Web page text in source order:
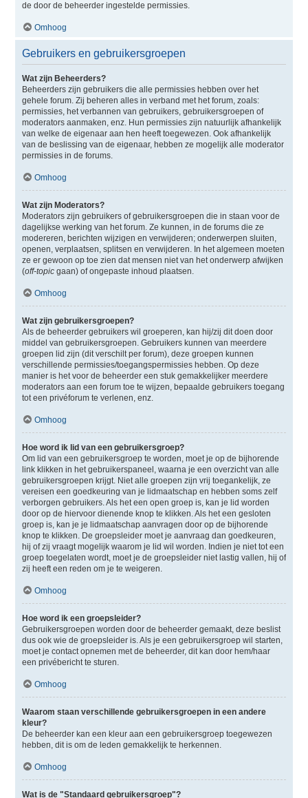
de door de beheerder ingestelde permissies.
Omhoog
Gebruikers en gebruikersgroepen
Wat zijn Beheerders?
Beheerders zijn gebruikers die alle permissies hebben over het
gehele forum. Zij beheren alles in verband met het forum, zoals:
permissies, het verbannen van gebruikers, gebruikersgroepen of
moderators aanmaken, enz. Hun permissies zijn natuurlijk afhankelijk
van welke de eigenaar aan hen heeft toegewezen. Ook afhankelijk
van de beslissing van de eigenaar, hebben ze mogelijk alle moderator
permissies in de forums.
Omhoog
Wat zijn Moderators?
Moderators zijn gebruikers of gebruikersgroepen die in staan voor de
dagelijkse werking van het forum. Ze kunnen, in de forums die ze
modereren, berichten wijzigen en verwijderen; onderwerpen sluiten,
openen, verplaatsen, splitsen en verwijderen. In het algemeen moeten
ze er gewoon op toe zien dat mensen niet van het onderwerp afwijken
(off-topicgaan) of ongepaste inhoud plaatsen.
Omhoog
Wat zijn gebruikersgroepen?
Als de beheerder gebruikers wil groeperen, kan hij/zij dit doen door
middel van gebruikersgroepen. Gebruikers kunnen van meerdere
groepen lid zijn (dit verschilt per forum), deze groepen kunnen
verschillende permissies/toegangspermissies hebben. Op deze
manier is het voor de beheerder een stuk gemakkelijker meerdere
moderators aan een forum toe te wijzen, bepaalde gebruikers toegang
tot een privéforum te verlenen, enz.
Omhoog
Hoe word ik lid van een gebruikersgroep?
Om lid van een gebruikersgroep te worden, moet je op de bijhorende
link klikken in het gebruikerspaneel, waarna je een overzicht van alle
gebruikersgroepen krijgt. Niet alle groepen zijn vrij toegankelijk, ze
vereisen een goedkeuring van je lidmaatschap en hebben soms zelf
verborgen gebruikers. Als het een open groep is, kan je lid worden
door op de hiervoor dienende knop te klikken. Als het een gesloten
groep is, kan je je lidmaatschap aanvragen door op de bijhorende
knop te klikken. De groepsleider moet je aanvraag dan goedkeuren,
hij of zij vraagt mogelijk waarom je lid wil worden. Indien je niet tot een
groep toegelaten wordt, moet je de groepsleider niet lastig vallen, hij of
zij heeft een reden om je te weigeren.
Omhoog
Hoe word ik een groepsleider?
Gebruikersgroepen worden door de beheerder gemaakt, deze beslist
dus ook wie de groepsleider is. Als je een gebruikersgroep wil starten,
moet je contact opnemen met de beheerder, dit kan door hem/haar
een privébericht te sturen.
Omhoog
Waarom staan verschillende gebruikersgroepen in een andere
kleur?
De beheerder kan een kleur aan een gebruikersgroep toegewezen
hebben, dit is om de leden gemakkelijk te herkennen.
Omhoog
Wat is de "Standaard gebruikersgroep"?